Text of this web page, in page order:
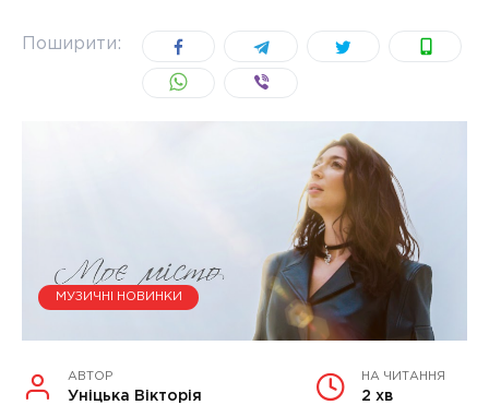
Поширити:
МУЗИЧНІ НОВИНКИ
АВТОР
Уніцька Вікторія
НА ЧИТАННЯ
2 хв